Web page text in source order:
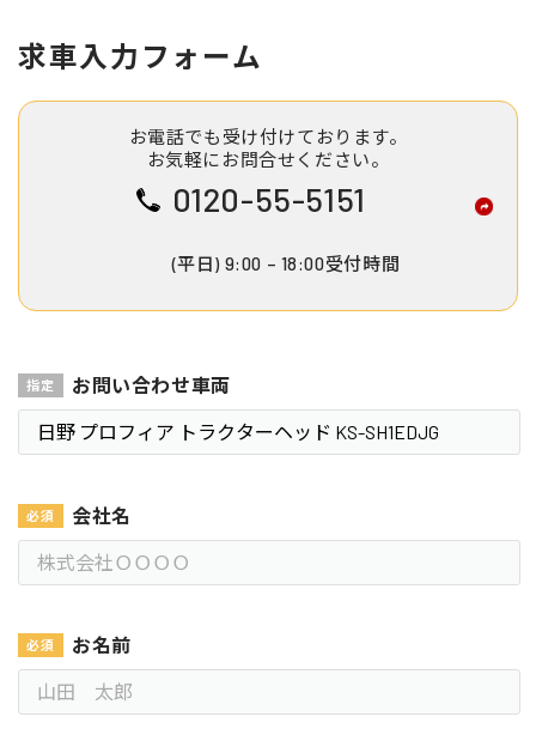
求車入力フォーム
お電話でも受け付けております。
お気軽にお問合せください。
0120-55-5151
(平日) 9:00 – 18:00受付時間
お問い合わせ車両
会社名
お名前